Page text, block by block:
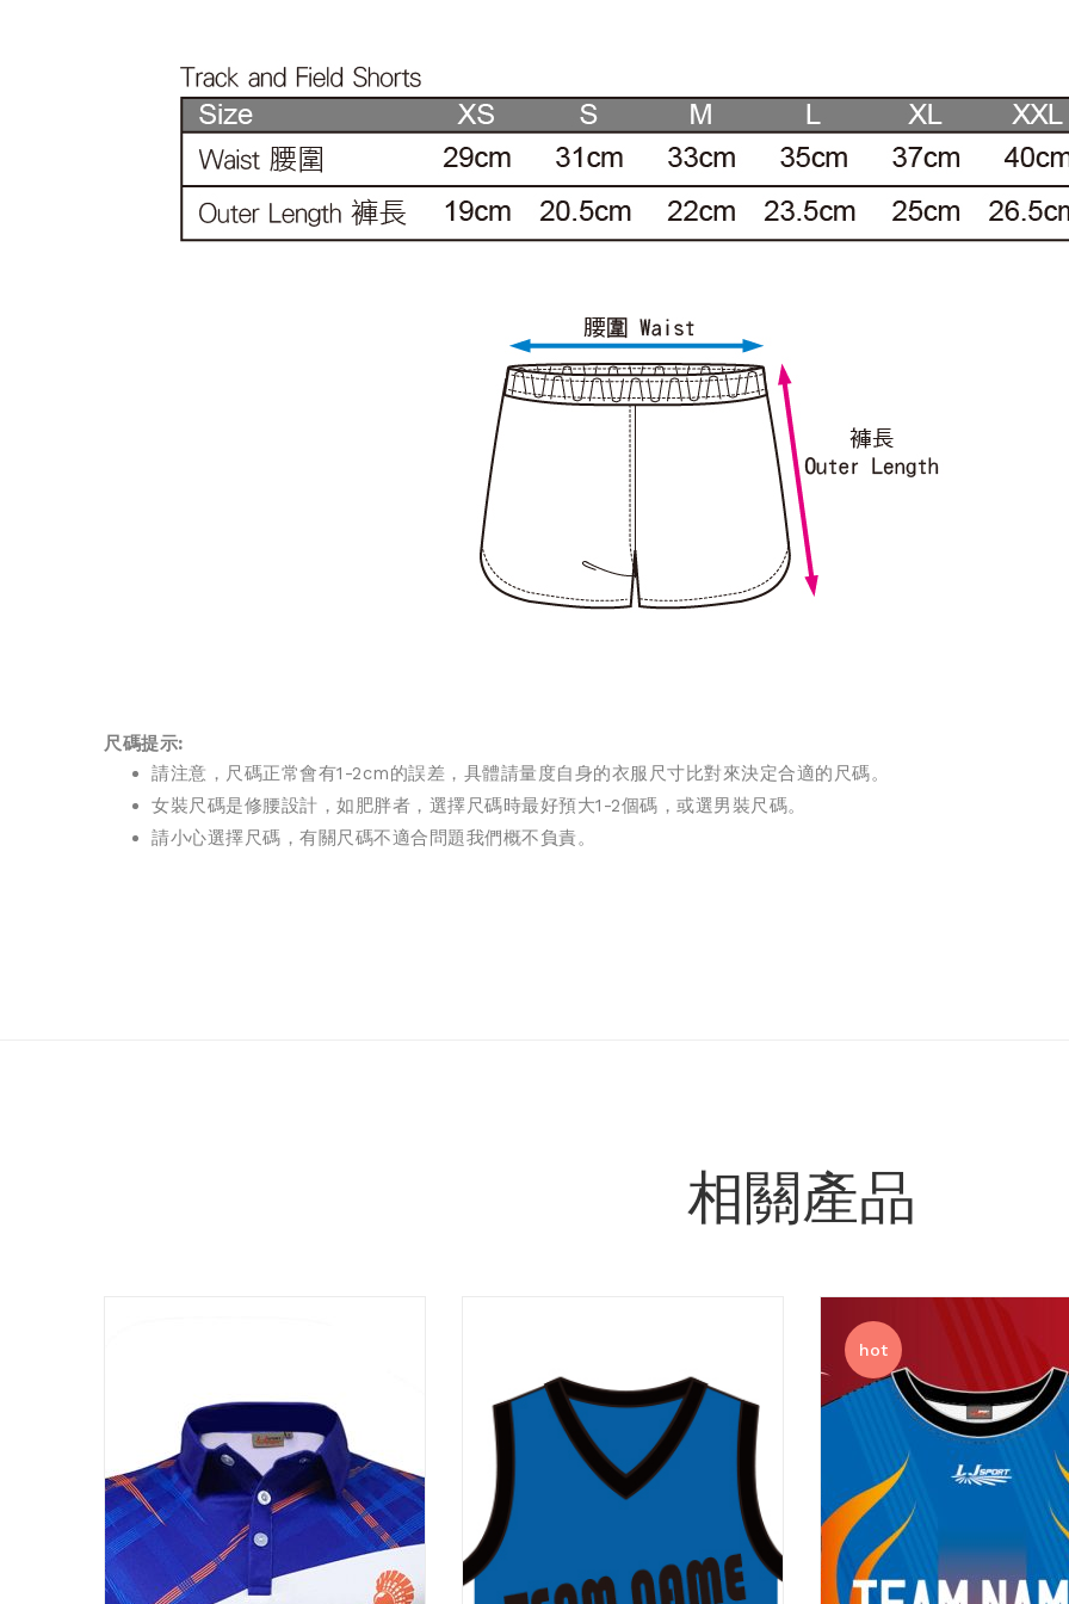
尺碼提示:
請注意，尺碼正常會有1-2cm的誤差，具體請量度自身的衣服尺寸比對來決定合適的尺碼。
女裝尺碼是修腰設計，如肥胖者，選擇尺碼時最好預大1-2個碼，或選男裝尺碼。
請小心選擇尺碼，有關尺碼不適合問題我們概不負責。
相關產品
hot